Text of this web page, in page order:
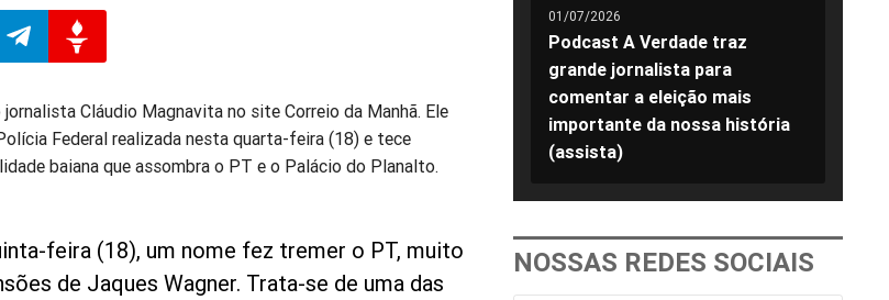
no
no
Cláudio Magnavita no site Correio da Manhã. Ele
Federal realizada nesta quarta-feira (18) e tece
baiana que assombra o PT e o Palácio do Planalto.
feira (18), um nome fez tremer o PT, muito
de Jaques Wagner. Trata-se de uma das
01/07/2026
Podcast A Verdade traz
grande jornalista para
comentar a eleição mais
importante da nossa história
(assista)
NOSSAS REDES SOCIAIS